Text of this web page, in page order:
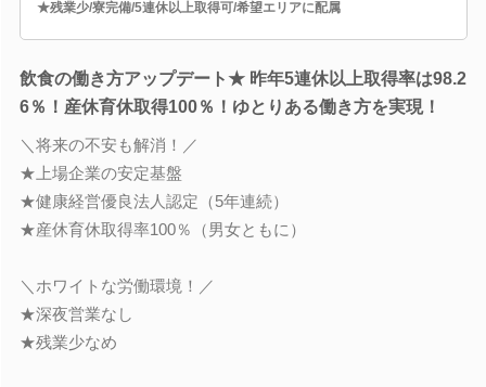
★残業少/寮完備/5連休以上取得可/希望エリアに配属
飲食の働き方アップデート★ 昨年5連休以上取得率は98.2
6％！産休育休取得100％！ゆとりある働き方を実現！
＼将来の不安も解消！／
★上場企業の安定基盤
★健康経営優良法人認定（5年連続）
★産休育休取得率100％（男女ともに）
＼ホワイトな労働環境！／
★深夜営業なし
★残業少なめ